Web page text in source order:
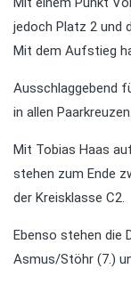
jedoch Platz 2 und
Mit dem Aufstieg
Ausschlaggebend
in allen Paarkreuzen.
Mit Tobias Haas
stehen zum Ende
der Kreisklasse C2.
Ebenso stehen die
Asmus/Stöhr (7.)